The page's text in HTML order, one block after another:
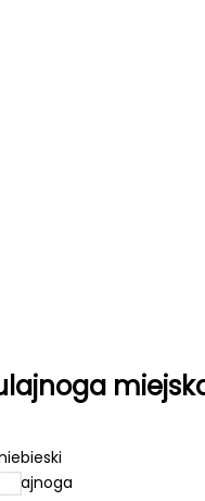
hulajnoga